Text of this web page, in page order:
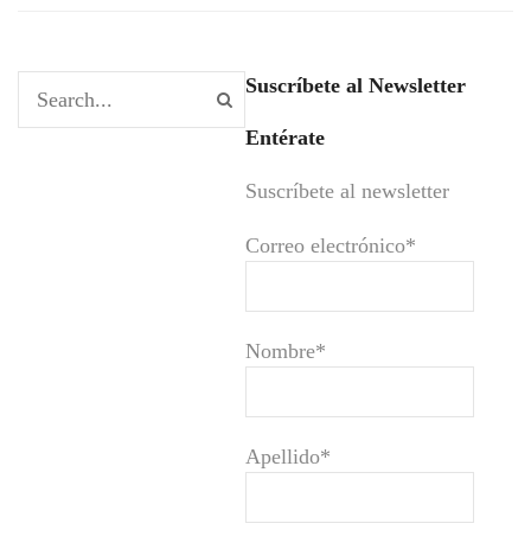
Suscríbete al Newsletter
Entérate
Suscríbete al newsletter
Correo electrónico*
Nombre*
Apellido*